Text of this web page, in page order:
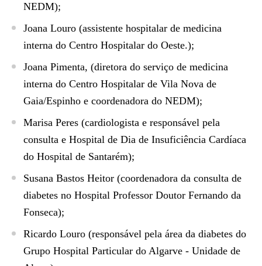
NEDM);
Joana Louro (assistente hospitalar de medicina
interna do Centro Hospitalar do Oeste.);
Joana Pimenta, (diretora do serviço de medicina
interna do Centro Hospitalar de Vila Nova de
Gaia/Espinho e coordenadora do NEDM);
Marisa Peres (cardiologista e responsável pela
consulta e Hospital de Dia de Insuficiência Cardíaca
do Hospital de Santarém);
Susana Bastos Heitor (coordenadora da consulta de
diabetes no Hospital Professor Doutor Fernando da
Fonseca);
Ricardo Louro (responsável pela área da diabetes do
Grupo Hospital Particular do Algarve - Unidade de